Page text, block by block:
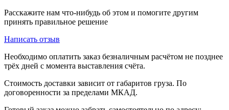
Расскажите нам что-нибудь об этом и помогите другим
принять правильное решение
Написать отзыв
Необходимо оплатить заказ безналичным расчётом не позднее
трёх дней с момента выставления счёта.
Стоимость доставки зависит от габаритов груза. По
договоренности за пределами МКАД.